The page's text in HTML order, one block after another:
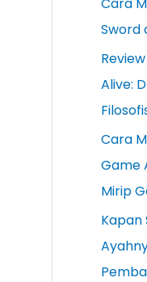
Sword
Alive:
Cara
Game
Mirip
Kapan